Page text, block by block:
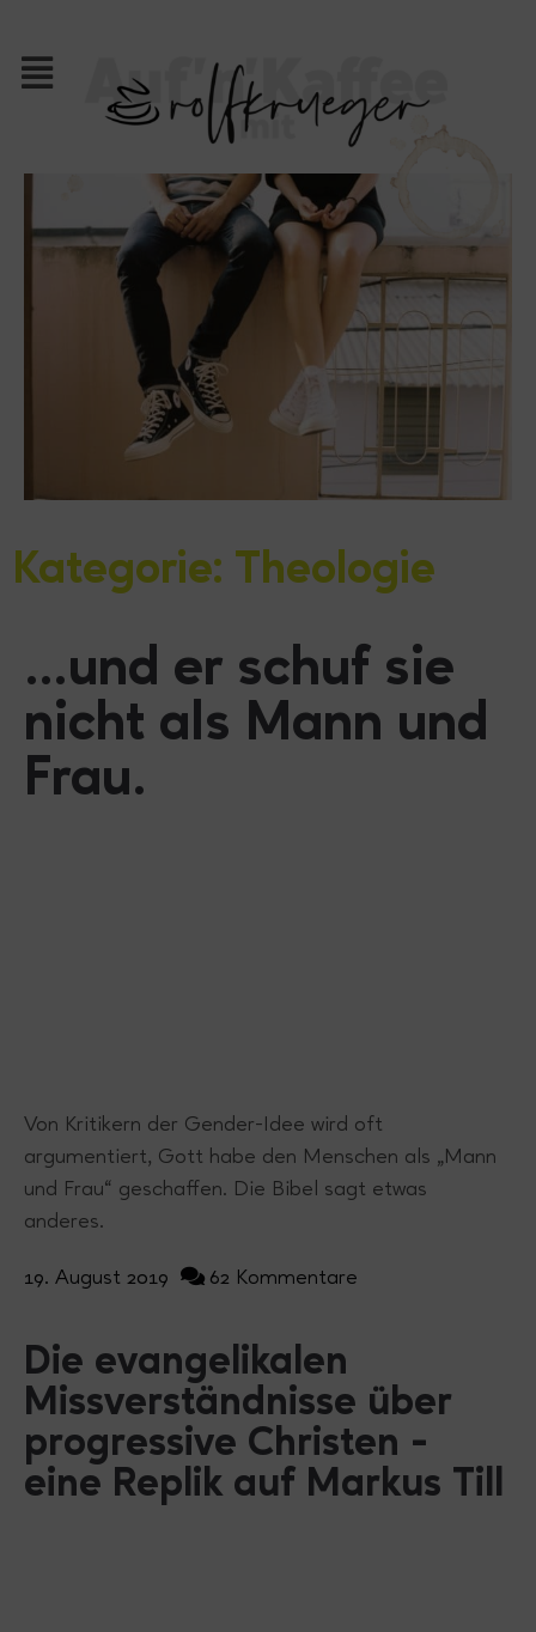
Kategorie: Theologie
…und er schuf sie
nicht als Mann und
Frau.
Von Kritikern der Gender-Idee wird oft
argumentiert, Gott habe den Menschen als „Mann
und Frau“ geschaffen. Die Bibel sagt etwas
anderes.
19. August 2019 62 Kommentare
Die evangelikalen
Missverständnisse über
progressive Christen -
eine Replik auf Markus Till